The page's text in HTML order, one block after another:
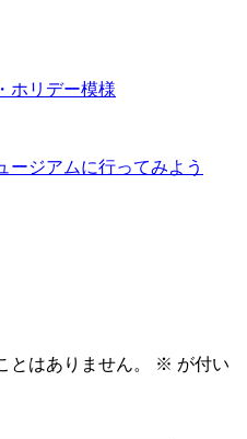
ホリデー模様
ージアムに行ってみよう
とはありません。 ※ が付い